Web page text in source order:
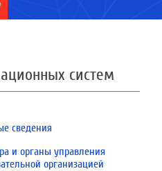
систем
сведения
и органы управления
организацией